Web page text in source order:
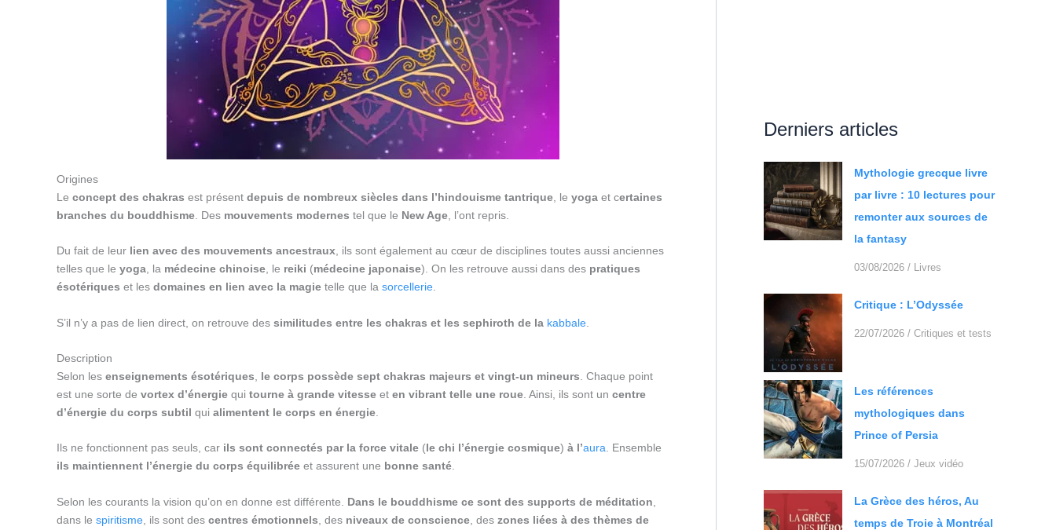
Origines
Le concept des chakras est présent depuis de nombreux siècles dans l’hindouisme tantrique , le yoga et certaines
branches du bouddhisme . Des mouvements modernes tel que le New Age , l’ont repris.
Du fait de leur lien avec des mouvements ancestraux , ils sont également au cœur de disciplines toutes aussi anciennes
telles que le yoga , la médecine chinoise , le reiki (médecine japonaise). On les retrouve aussi dans des pratiques
ésotériques et les domaines en lien avec la magie telle que la sorcellerie
S’il n’y a pas de lien direct, on retrouve des similitudes entre les chakras et les sephiroth de la kabbale
Description
Selon les enseignements ésotériques le corps possède sept chakras majeurs et vingt-un mineurs . Chaque point
est une sorte de vortex d’énergie qui tourne à grande vitesse et en vibrant telle une roue . Ainsi, ils sont un centre
d’énergie du corps subtil qui alimentent le corps en énergie
Ils ne fonctionnent pas seuls, car ils sont connectés par la force vitale (le chi l’énergie cosmique) à l’aura. Ensemble
ils maintiennent l’énergie du corps équilibrée et assurent une bonne santé.
Selon les courants la vision qu’on en donne est différente. Dans le bouddhisme ce sont des supports de méditation
dans le spiritisme , ils sont des centres émotionnels , des niveaux de conscience , des zones liées à des thèmes de
Derniers articles
Mythologie grecque livre
par livre : 10 lectures pour
remonter aux sources de
la fantasy
03/08/2026 / Livres
Critique : L’Odyssée
22/07/2026 / Critiques et tests
Les références
mythologiques dans
Prince of Persia
15/07/2026 / Jeux vidéo
La Grèce des héros, Au
temps de Troie à Montréal